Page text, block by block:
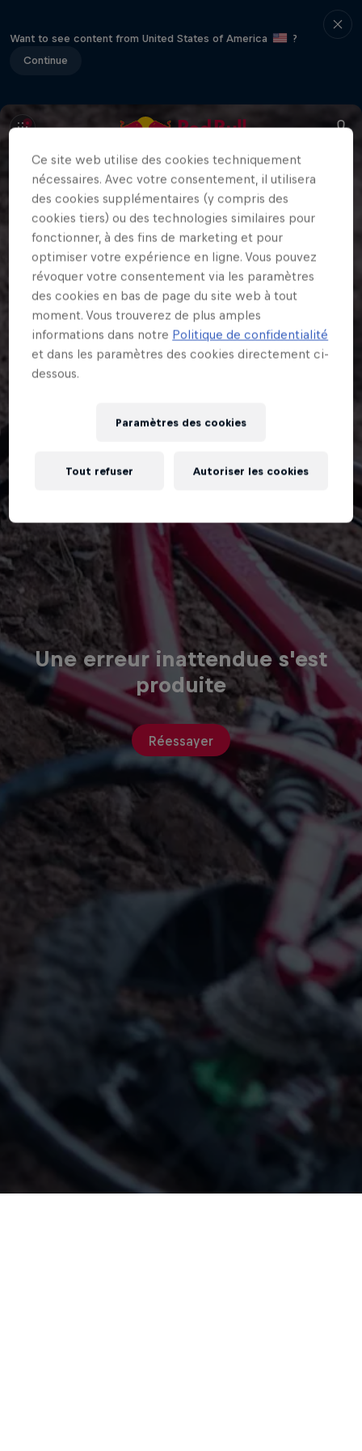
Want to see content from United States of America
?
Continue
Une erreur inattendue s'est
produite
Réessayer
Ce site web utilise des cookies techniquement
nécessaires. Avec votre consentement, il utilisera
des cookies supplémentaires (y compris des
cookies tiers) ou des technologies similaires pour
fonctionner, à des fins de marketing et pour
optimiser votre expérience en ligne. Vous pouvez
révoquer votre consentement via les paramètres
des cookies en bas de page du site web à tout
moment. Vous trouverez de plus amples
informations dans notre Politique de confidentialité
et dans les paramètres des cookies directement ci-
dessous.
Paramètres des cookies
Tout refuser Autoriser les cookies